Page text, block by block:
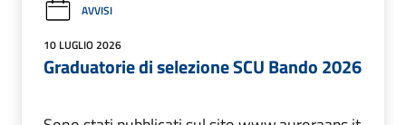
AVVISI
10 LUGLIO 2026
Graduatorie di selezione SCU Bando 2026